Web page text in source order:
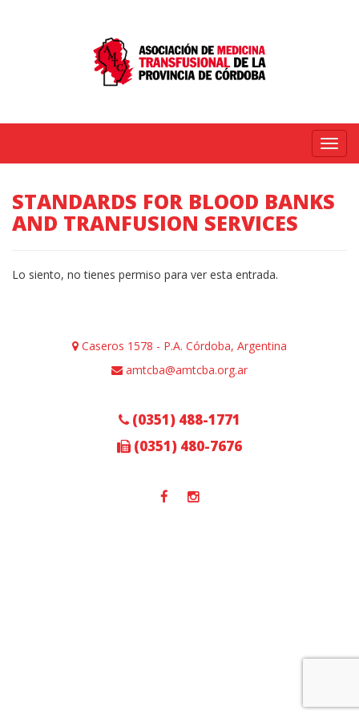
Menú
STANDARDS FOR BLOOD BANKS
AND TRANFUSION SERVICES
Lo siento, no tienes permiso para ver esta entrada.
Caseros 1578 - P.A. Córdoba, Argentina
amtcba@amtcba.org.ar
(0351) 488-1771
(0351) 480-7676